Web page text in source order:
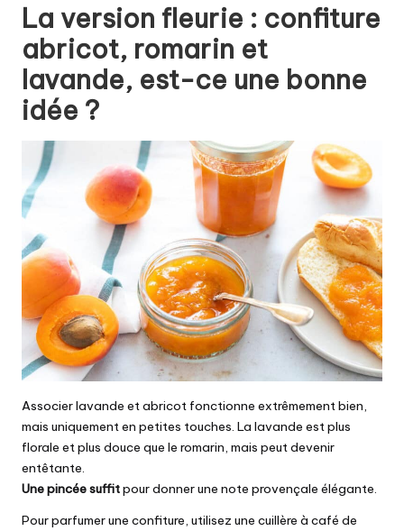
La version fleurie : confiture
abricot, romarin et
lavande, est-ce une bonne
idée ?
Associer lavande et abricot fonctionne extrêmement bien,
mais uniquement en petites touches. La lavande est plus
florale et plus douce que le romarin, mais peut devenir
entêtante.
Une pincée suffitpour donner une note provençale élégante.
Pour parfumer une confiture, utilisez une cuillère à café de